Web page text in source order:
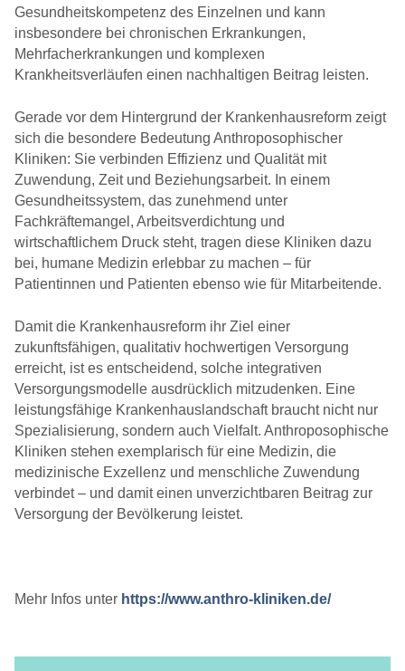
Gesundheitskompetenz des Einzelnen und kann
insbesondere bei chronischen Erkrankungen,
Mehrfacherkrankungen und komplexen
Krankheitsverläufen einen nachhaltigen Beitrag leisten.
Gerade vor dem Hintergrund der Krankenhausreform zeigt
sich die besondere Bedeutung Anthroposophischer
Kliniken: Sie verbinden Effizienz und Qualität mit
Zuwendung, Zeit und Beziehungsarbeit. In einem
Gesundheitssystem, das zunehmend unter
Fachkräftemangel, Arbeitsverdichtung und
wirtschaftlichem Druck steht, tragen diese Kliniken dazu
bei, humane Medizin erlebbar zu machen – für
Patientinnen und Patienten ebenso wie für Mitarbeitende.
Damit die Krankenhausreform ihr Ziel einer
zukunftsfähigen, qualitativ hochwertigen Versorgung
erreicht, ist es entscheidend, solche integrativen
Versorgungsmodelle ausdrücklich mitzudenken. Eine
leistungsfähige Krankenhauslandschaft braucht nicht nur
Spezialisierung, sondern auch Vielfalt. Anthroposophische
Kliniken stehen exemplarisch für eine Medizin, die
medizinische Exzellenz und menschliche Zuwendung
verbindet – und damit einen unverzichtbaren Beitrag zur
Versorgung der Bevölkerung leistet.
Mehr Infos unter https://www.anthro-kliniken.de/